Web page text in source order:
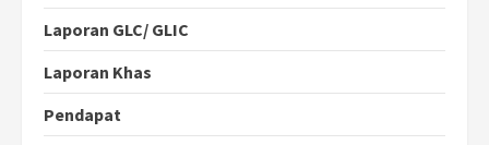
Laporan GLC/ GLIC
Laporan Khas
Pendapat